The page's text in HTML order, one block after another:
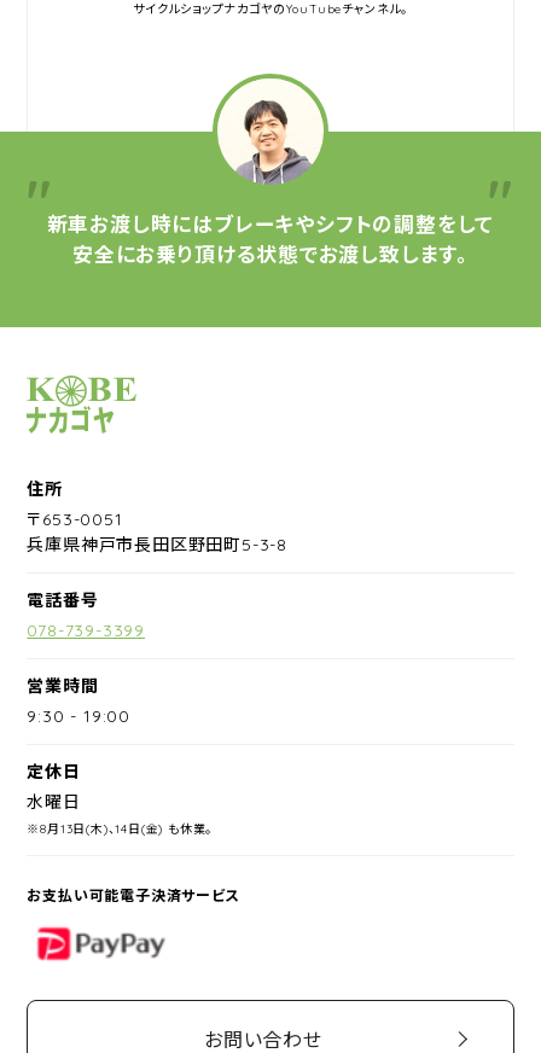
サイクルショップナカゴヤのYouTubeチャンネル。
新車お渡し時にはブレーキやシフトの調整をして
安全にお乗り頂ける状態でお渡し致します。
サイクルショップナカゴヤ
住所
〒653-0051
兵庫県神戸市長田区野田町5-3-8
電話番号
078-739-3399
営業時間
9:30 -19:00
定休日
水曜日
※8月13日(木)、14日(金) も休業。
お支払い可能電子決済サービス
PayPay
お問い合わせ